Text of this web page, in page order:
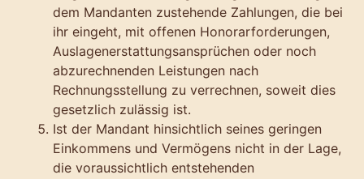
dem Mandanten zustehende Zahlungen, die bei
ihr eingeht, mit offenen Honorarforderungen,
Auslagenerstattungsansprüchen oder noch
abzurechnenden Leistungen nach
Rechnungsstellung zu verrechnen, soweit dies
gesetzlich zulässig ist.
Ist der Mandant hinsichtlich seines geringen
Einkommens und Vermögens nicht in der Lage,
die voraussichtlich entstehenden